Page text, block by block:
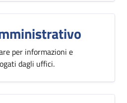
per informazioni e
dagli uffici.